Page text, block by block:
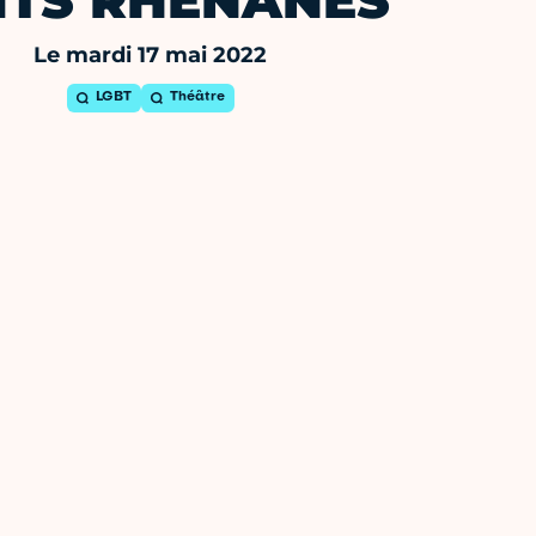
Le mardi 17 mai 2022
LGBT Théâtre